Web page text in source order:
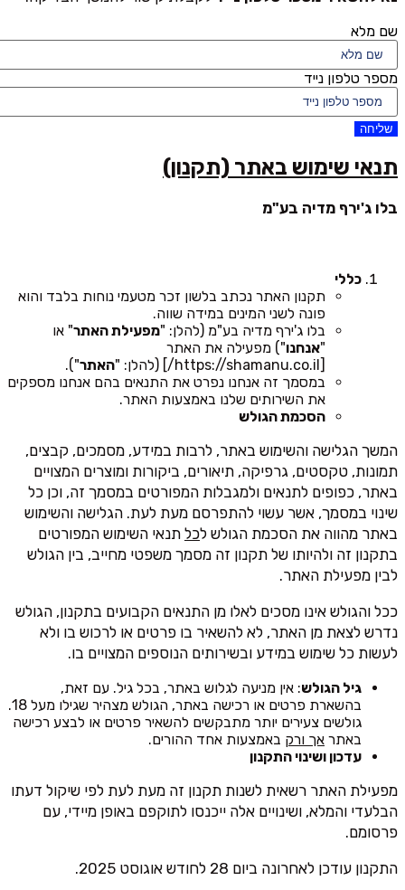
שם מלא
מספר טלפון נייד
שליחה
תנאי שימוש באתר (תקנון)
בלו ג'ירף מדיה בע"מ
כללי
תקנון האתר נכתב בלשון זכר מטעמי נוחות בלבד והוא
פונה לשני המינים במידה שווה.
בלו ג'ירף מדיה בע"מ (להלן: "מפעילת האתר" או
"אנחנו") מפעילה את האתר
[https://shamanu.co.il/] (להלן: "
האתר").
במסמך זה אנחנו נפרט את התנאים בהם אנחנו מספקים
את השירותים שלנו באמצעות האתר.
הסכמת הגולש
המשך הגלישה והשימוש באתר, לרבות במידע, מסמכים, קבצים,
תמונות, טקסטים, גרפיקה, תיאורים, ביקורות ומוצרים המצויים
באתר, כפופים לתנאים ולמגבלות המפורטים במסמך זה, וכן כל
שינוי במסמך, אשר עשוי להתפרסם מעת לעת. הגלישה והשימוש
באתר מהווה את הסכמת הגולש לכל תנאי השימוש המפורטים
בתקנון זה ולהיותו של תקנון זה מסמך משפטי מחייב, בין הגולש
לבין מפעילת האתר.
ככל והגולש אינו מסכים לאלו מן התנאים הקבועים בתקנון, הגולש
נדרש לצאת מן האתר, לא להשאיר בו פרטים או לרכוש בו ולא
לעשות כל שימוש במידע ובשירותים הנוספים המצויים בו.
גיל הגולש: אין מניעה לגלוש באתר, בכל גיל. עם זאת,
בהשארת פרטים או רכישה באתר, הגולש מצהיר שגילו מעל 18.
גולשים צעירים יותר מתבקשים להשאיר פרטים או לבצע רכישה
באתר אך ורק באמצעות אחד ההורים.
עדכון ושינוי התקנון
מפעילת האתר רשאית לשנות תקנון זה מעת לעת לפי שיקול דעתו
הבלעדי והמלא, ושינויים אלה ייכנסו לתוקפם באופן מיידי, עם
פרסומם.
התקנון עודכן לאחרונה ביום 28 לחודש אוגוסט 2025.